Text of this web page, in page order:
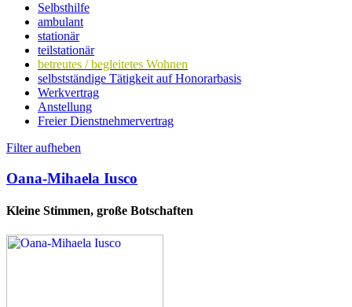
Selbsthilfe
ambulant
stationär
teilstationär
betreutes / begleitetes Wohnen
selbstständige Tätigkeit auf Honorarbasis
Werkvertrag
Anstellung
Freier Dienstnehmervertrag
Filter aufheben
Oana-Mihaela Iusco
Kleine Stimmen, große Botschaften